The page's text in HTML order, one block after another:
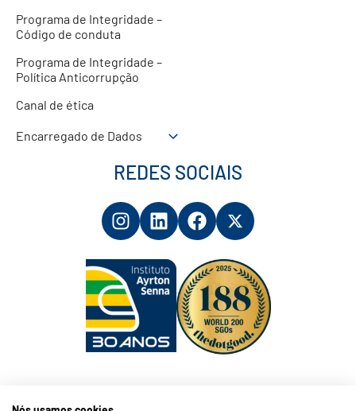
Programa de Integridade –
Código de conduta
Programa de Integridade –
Política Anticorrupção
Canal de ética
Encarregado de Dados
REDES SOCIAIS